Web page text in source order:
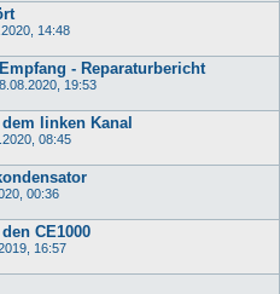
14:48
- Reparaturbericht
19:53
linken Kanal
08:45
00:36
CE1000
16:57